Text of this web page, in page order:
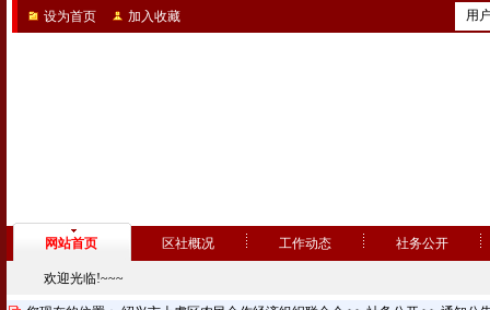
设为首页 加入收藏 用
网站首页 区社概况 工作动态 社务公开
欢迎光临!~~~